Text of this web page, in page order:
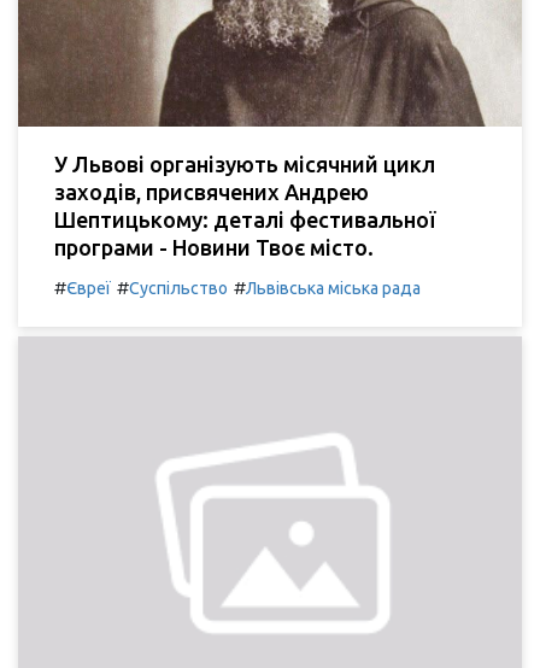
У Львові організують місячний цикл
заходів, присвячених Андрею
Шептицькому: деталі фестивальної
програми - Новини Твоє місто.
#Євреї #Суспільство #Львівська міська рада